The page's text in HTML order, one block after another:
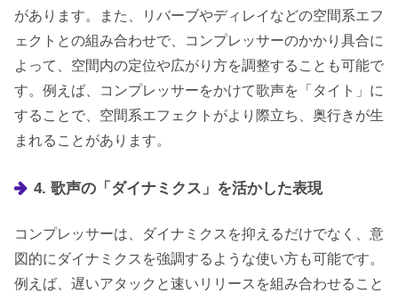
があります。また、リバーブやディレイなどの空間系エフ
ェクトとの組み合わせで、コンプレッサーのかかり具合に
よって、空間内の定位や広がり方を調整することも可能で
す。例えば、コンプレッサーをかけて歌声を「タイト」に
することで、空間系エフェクトがより際立ち、奥行きが生
まれることがあります。
4. 歌声の「ダイナミクス」を活かした表現
コンプレッサーは、ダイナミクスを抑えるだけでなく、意
図的にダイナミクスを強調するような使い方も可能です。
例えば、遅いアタックと速いリリースを組み合わせること